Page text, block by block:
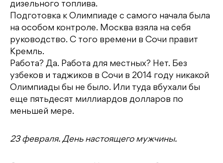
дизельного топлива.
Подготовка к Олимпиаде с самого начала была
на особом контроле. Москва взяла на себя
руководство. С того времени в Сочи правит
Кремль.
Работа? Да. Работа для местных? Нет. Без
узбеков и таджиков в Сочи в 2014 году никакой
Олимпиады бы не было. Или туда вбухали бы
еще пятьдесят миллиардов долларов по
меньшей мере.
23 февраля. День настоящего мужчины.